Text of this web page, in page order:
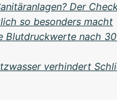
Der
so besonders macht
Blutdruckwerte nach
verhindert